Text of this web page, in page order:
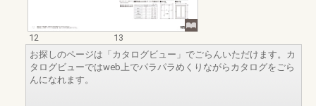
12
13
お探しのページは「カタログビュー」でごらんいただけます。カ
タログビューではweb上でパラパラめくりながらカタログをごら
んになれます。